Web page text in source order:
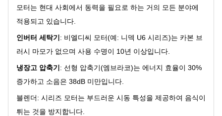
모터는 현대 사회에서 동력을 필요로 하는 거의 모든 분야에
적용되고 있습니다.
인버터 세탁기: 비엘디씨 모터(예: 니덱 U6 시리즈)는 카본 브
러시 마모가 없으며 사용 수명이 10년 이상입니다.
냉장고 압축기: 선형 압축기(엠브라코)는 에너지 효율이 30%
증가하고 소음은 38dB 미만입니다.
블렌더: 시리즈 모터는 부드러운 시동 특성을 제공하여 음식이
튀는 것을 방지합니다.